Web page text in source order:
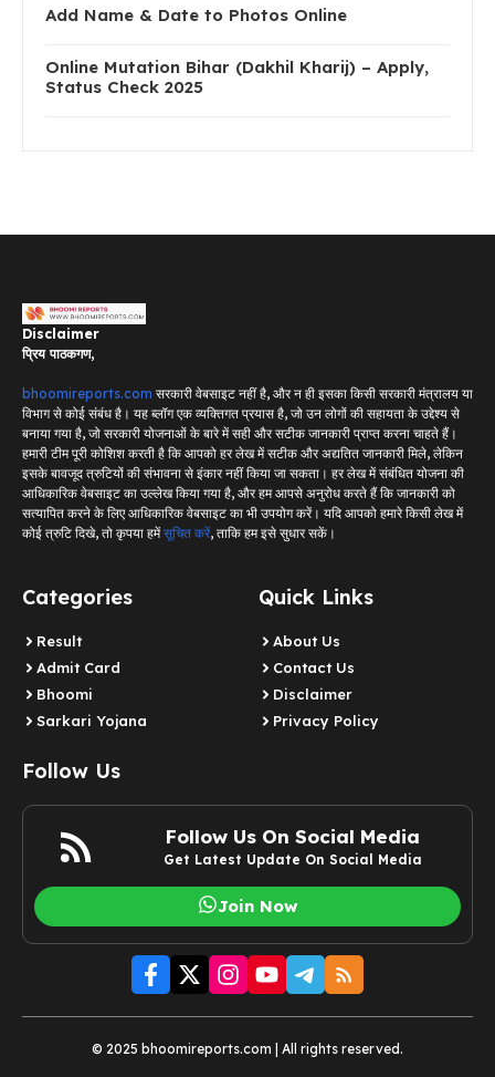
Add Name & Date to Photos Online
Online Mutation Bihar (Dakhil Kharij) – Apply,
Status Check 2025
Disclaimer
प्रिय पाठकगण,
bhoomireports.com सरकारी वेबसाइट नहीं है, और न ही इसका किसी सरकारी मंत्रालय या
विभाग से कोई संबंध है। यह ब्लॉग एक व्यक्तिगत प्रयास है, जो उन लोगों की सहायता के उद्देश्य से
बनाया गया है, जो सरकारी योजनाओं के बारे में सही और सटीक जानकारी प्राप्त करना चाहते हैं।
हमारी टीम पूरी कोशिश करती है कि आपको हर लेख में सटीक और अद्यतित जानकारी मिले, लेकिन
इसके बावजूद त्रुटियों की संभावना से इंकार नहीं किया जा सकता। हर लेख में संबंधित योजना की
आधिकारिक वेबसाइट का उल्लेख किया गया है, और हम आपसे अनुरोध करते हैं कि जानकारी को
सत्यापित करने के लिए आधिकारिक वेबसाइट का भी उपयोग करें। यदि आपको हमारे किसी लेख में
कोई त्रुटि दिखे, तो कृपया हमेंसूचित करें, ताकि हम इसे सुधार सकें।
Categories
Result
Admit Card
Bhoomi
Sarkari Yojana
Quick Links
About Us
Contact Us
Disclaimer
Privacy Policy
Follow Us
Follow Us On Social Media
Get Latest Update On Social Media
Join Now
© 2025 bhoomireports.com | All rights reserved.